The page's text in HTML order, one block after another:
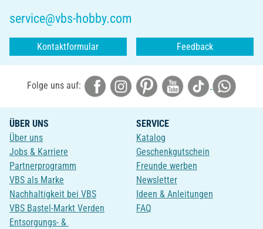
service@vbs-hobby.com
Kontaktformular Feedback
Folge uns auf:
ÜBER UNS
Über uns
Jobs & Karriere
Partnerprogramm
VBS als Marke
Nachhaltigkeit bei VBS
VBS Bastel-Markt Verden
Entsorgungs- &
SERVICE
Katalog
Geschenkgutschein
Freunde werben
Newsletter
Ideen & Anleitungen
FAQ